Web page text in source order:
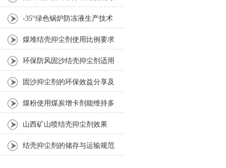
吨水用量
-35°绿色锅炉防冻液生产技术
要求
煤堆结壳抑尘剂使用比例要求
1:100倍
环保防风固沙结壳抑尘剂适用
要求
固沙抑尘剂的环保效益分享及
其应用考虑因素介绍
煤粉使用煤炭增卡剂能维持多
久
山西矿山喷结壳抑尘剂效果
快，成本低，结壳好
结壳抑尘剂的储存与运输规范